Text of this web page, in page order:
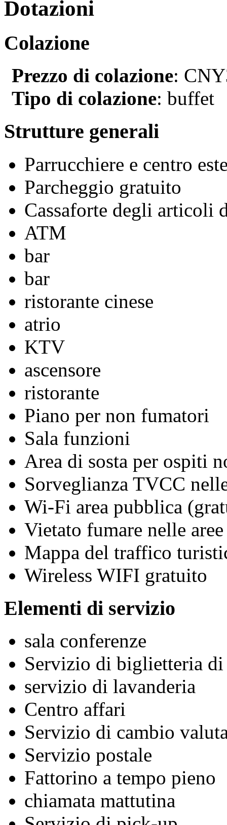
Dotazioni
Colazione
Prezzo di colazione:
Tipo di colazione: buffet
Strutture generali
Parrucchiere e centro
Parcheggio gratuito
Cassaforte degli articoli
ATM
bar
bar
ristorante cinese
atrio
KTV
ascensore
ristorante
Piano per non fumatori
Sala funzioni
Area di sosta per ospiti
Sorveglianza TVCC
Wi-Fi area pubblica
Vietato fumare nelle
Mappa del traffico
Wireless WIFI gratuito
Elementi di servizio
sala conferenze
Servizio di biglietteria
servizio di lavanderia
Centro affari
Servizio di cambio
Servizio postale
Fattorino a tempo pieno
chiamata mattutina